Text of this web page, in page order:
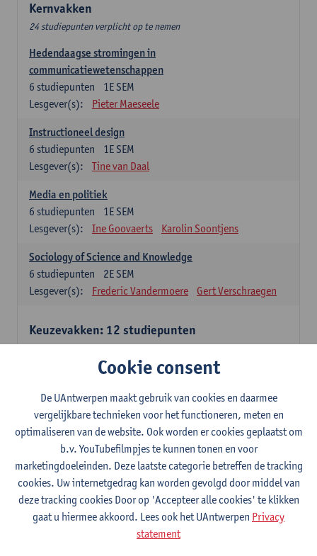
Kernvakken
24 studiepunten verplicht op te nemen
Hedendaagse stromingen in
communicatiewetenschappen
1E SEM
6 studiepunten
Lesgever(s):
Pieter Maeseele
Instructioneel design
1E SEM
6 studiepunten
Lesgever(s):
Tine van Daal
Media en politiek
1E SEM
6 studiepunten
Lesgever(s):
Ine Goovaerts Karolin Soontjens
Sociology of Science and Knowledge
2E SEM
6 studiepunten
Lesgever(s):
Frederic Vandermoere Gert Verschraegen
Keuzevakken: 12 studiepunten
Keuzevakken cluster communicatiewetenschappen
Consumer Psychology
2E SEM
studiepunten
Lesgever(s):
Katrien Maldoy Konrad Rudnicki
Journalistiek en crossmedialiteit
1E SEM
studiepunten
Lesgever(s):
Steve Paulussen
Interne Communicatie
1E SEM
6studiepunten
Charlotte De Backer
Cookie consent
De UAntwerpen maakt gebruik van cookies en daarmee
vergelijkbare technieken voor het functioneren, meten en
optimaliseren van de website. Ook worden er cookies geplaatst om
b.v. YouTubefilmpjes te kunnen tonen en voor
marketingdoeleinden. Deze laatste categorie betreffen de tracking
cookies. Uw internetgedrag kan worden gevolgd door middel van
deze tracking cookies Door op 'Accepteer alle cookies' te klikken
gaat u hiermee akkoord. Lees ook het UAntwerpen Privacy
statement